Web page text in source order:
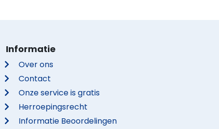
Informatie
Over ons
Contact
Onze service is gratis
Herroepingsrecht
Informatie Beoordelingen